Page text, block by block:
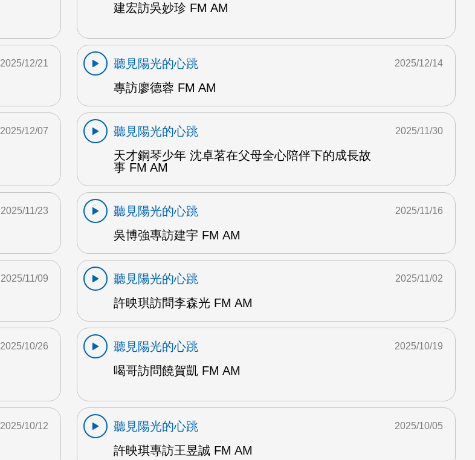
建宏訪吳妙珍 FM AM
2025/12/21
聽見陽光的心跳
專訪廖德蓉 FM AM
2025/12/14
2025/12/07
聽見陽光的心跳
天才鋼琴少年 沈卓茗在父母全心陪伴下的成長故
事 FM AM
2025/11/30
2025/11/23
聽見陽光的心跳
吳博強專訪建宇 FM AM
2025/11/16
2025/11/09
聽見陽光的心跳
許映琪訪問李森光 FM AM
2025/11/02
2025/10/26
聽見陽光的心跳
喝哥訪問饒賀凱 FM AM
2025/10/19
2025/10/12
聽見陽光的心跳
許映琪專訪王昱誠 FM AM
2025/10/05